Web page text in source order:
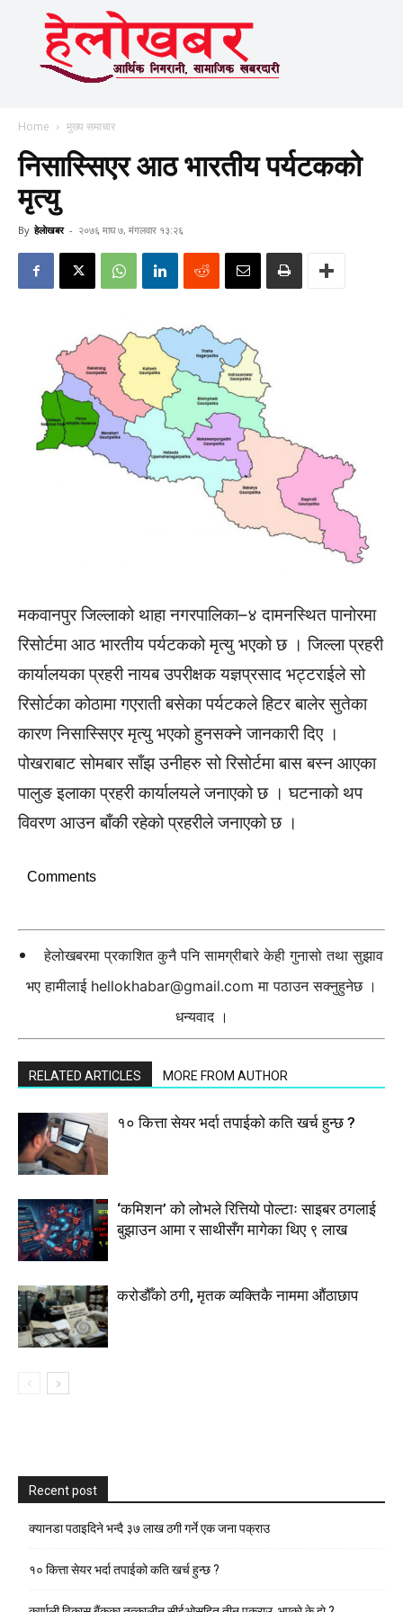
Home मुख्य समाचार
निसास्सिएर आठ भारतीय पर्यटकको
मृत्यु
By हेलाेखबर - २०७६ माघ ७, मंगलवार १३:२६
मकवानपुर जिल्लाको थाहा नगरपालिका–४ दामनस्थित पानोरमा
रिसोर्टमा आठ भारतीय पर्यटकको मृत्यु भएको छ । जिल्ला प्रहरी
कार्यालयका प्रहरी नायब उपरीक्षक यज्ञप्रसाद भट्टराईले सो
रिसोर्टका कोठामा गएराती बसेका पर्यटकले हिटर बालेर सुतेका
कारण निसास्सिएर मृत्यु भएको हुनसक्ने जानकारी दिए ।
पोखराबाट सोमबार साँझ उनीहरु सो रिसोर्टमा बास बस्न आएका
पालुङ इलाका प्रहरी कार्यालयले जनाएको छ । घटनाको थप
विवरण आउन बाँकी रहेको प्रहरीले जनाएको छ ।
Comments
हेलोखबरमा प्रकाशित कुनै पनि सामग्रीबारे केही गुनासो तथा सुझाव
भए हामीलाई hellokhabar@gmail.com मा पठाउन सक्नुहुनेछ ।
धन्यवाद ।
RELATED ARTICLES MORE FROM AUTHOR
१० कित्ता सेयर भर्दा तपाईको कति खर्च हुन्छ ?
‘कमिशन’ को लोभले रित्तियो पोल्टाः साइबर ठगलाई
बुझाउन आमा र साथीसँग मागेका थिए ९ लाख
करोडौँको ठगी, मृतक व्यक्तिकै नाममा औंठाछाप
Recent post
क्यानडा पठाइदिने भन्दै ३७ लाख ठगी गर्ने एक जना पक्राउ
१० कित्ता सेयर भर्दा तपाईको कति खर्च हुन्छ ?